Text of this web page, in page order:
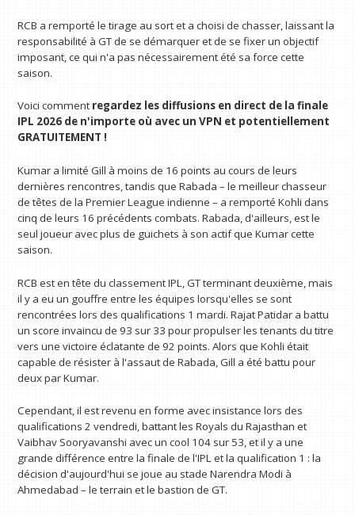
RCB a remporté le tirage au sort et a choisi de chasser, laissant la
responsabilité à GT de se démarquer et de se fixer un objectif
imposant, ce qui n'a pas nécessairement été sa force cette
saison.
Voici comment regardez les diffusions en direct de la finale
IPL 2026 de n'importe où avec un VPN et potentiellement
GRATUITEMENT !
Kumar a limité Gill à moins de 16 points au cours de leurs
dernières rencontres, tandis que Rabada – le meilleur chasseur
de têtes de la Premier League indienne – a remporté Kohli dans
cinq de leurs 16 précédents combats. Rabada, d'ailleurs, est le
seul joueur avec plus de guichets à son actif que Kumar cette
saison.
RCB est en tête du classement IPL, GT terminant deuxième, mais
il y a eu un gouffre entre les équipes lorsqu'elles se sont
rencontrées lors des qualifications 1 mardi. Rajat Patidar a battu
un score invaincu de 93 sur 33 pour propulser les tenants du titre
vers une victoire éclatante de 92 points. Alors que Kohli était
capable de résister à l'assaut de Rabada, Gill a été battu pour
deux par Kumar.
Cependant, il est revenu en forme avec insistance lors des
qualifications 2 vendredi, battant les Royals du Rajasthan et
Vaibhav Sooryavanshi avec un cool 104 sur 53, et il y a une
grande différence entre la finale de l'IPL et la qualification 1 : la
décision d'aujourd'hui se joue au stade Narendra Modi à
Ahmedabad – le terrain et le bastion de GT.